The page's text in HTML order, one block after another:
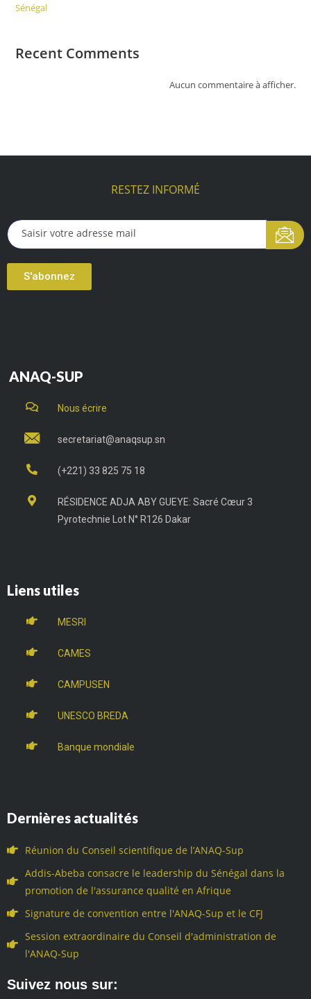
Sénégal
Recent Comments
Aucun commentaire à afficher.
RESTEZ INFORMÉ
S'abonnez
ANAQ-SUP
Nous écrire
secretariat@anaqsup.sn
(+221) 33 825 75 18
RÉSIDENCE ADJA ABY GUEYE: Sacré Cœur 3
Pyrotechnie Lot N° R126 Dakar
Liens utiles
MESRI
CAMES
CAMPUSEN
UNESCO BREDA
Banque mondiale
Dernières actualités
Réunion du Conseil scientifique de l’ANAQ-Sup
Addis-Abeba consacre le leadership du Sénégal dans la
promotion de l'assurance qualité en Afrique
Signature de convention entre l'ANAQ-Sup et le CFJ
Session extraordinaire du Conseil d'administration de
l'ANAQ-Sup
Suivez nous sur: